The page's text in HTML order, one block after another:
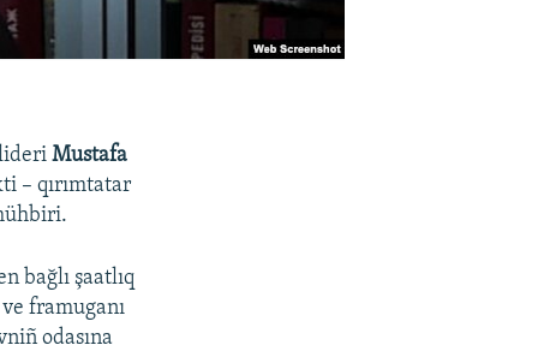
lideriMustafa
– qırımtatar
bağlı şaatlıq
framuganı
odasına